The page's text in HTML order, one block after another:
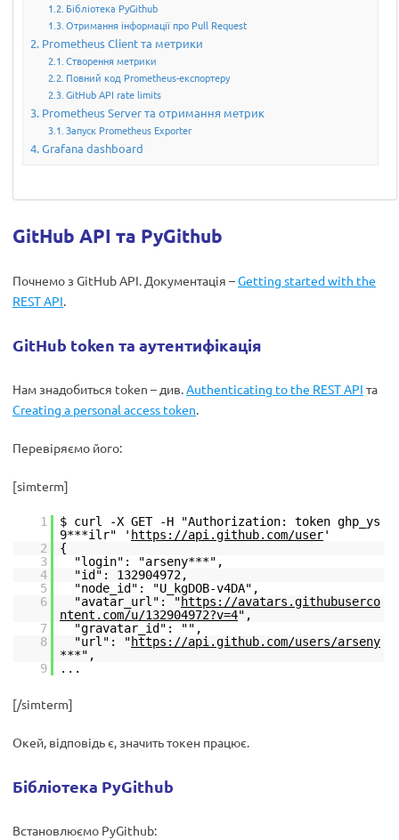
Бібліотека PyGithub
Отримання інформації про Pull Request
Prometheus Client та метрики
Створення метрики
Повний код Prometheus-експортеру
GitHub API rate limits
Prometheus Server та отримання метрик
Запуск Prometheus Exporter
Grafana dashboard
GitHub API та PyGithub
Почнемо з GitHub API. Документація –Getting started with the
REST API.
GitHub token та аутентифікація
Нам знадобиться token – див.Authenticating to the REST API та
Creating a personal access token.
Перевіряємо його:
[simterm]
1
$ curl -X GET -H "Authorization: token ghp_ys
9***ilr" ' https://api.github.com/user'
2
{
3
"login": "arseny***",
4
"id": 132904972,
5
"node_id": "U_kgDOB-v4DA",
6
"avatar_url": "https://avatars.githubuserco
ntent.com/u/132904972?v=4",
7
"gravatar_id": "",
8
"url": "https://api.github.com/users/arseny
***",
9
...
[/simterm]
Окей, відповідь є, значить токен працює.
Бібліотека PyGithub
Встановлюємо PyGithub: